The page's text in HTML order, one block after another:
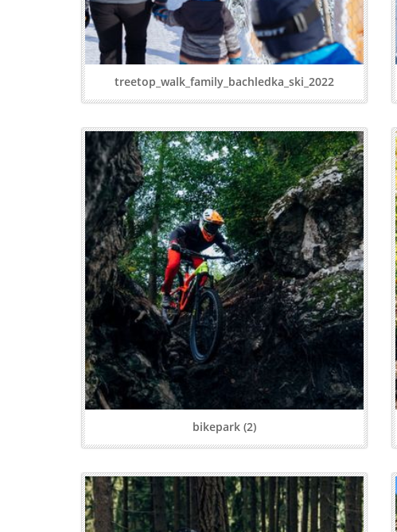
treetop_walk_family_bachledka_ski_2022
bikepark (2)